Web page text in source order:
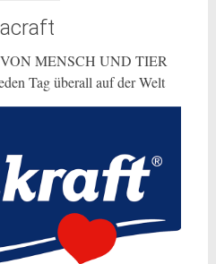
MENSCH UND TIER
Tag überall auf der Welt